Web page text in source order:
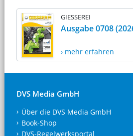
GIESSEREI
Ausgabe 0708
› mehr erfahren
DVS Media GmbH
Über die DVS Media GmbH
Book-Shop
DVS-Regelwerksportal